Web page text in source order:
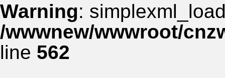
Warning:
/wwwnew/wwwroot/
line 562